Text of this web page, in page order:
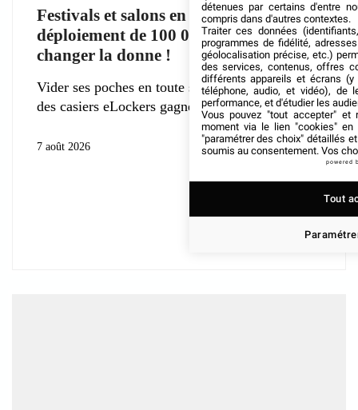
Festivals et salons en Europe : le
déploiement de 100 000 eLockers va
changer la donne !
Vider ses poches en toute sécurité : la déferlante
des casiers eLockers gagne
7 août 2026
détenues par certains d'entre
compris dans d'autres contextes.
Traiter ces données
programmes de fidélité,
géolocalisation précise, etc.)
des services, contenus, offres
différents appareils et écrans (y
téléphone, audio, et vidéo), de
performance, et d'étudier les
Vous pouvez "tout accepter" et
moment via le lien "cookies" en
"paramétrer des choix" détaillés
soumis au consentement. Vos
powered
Tout